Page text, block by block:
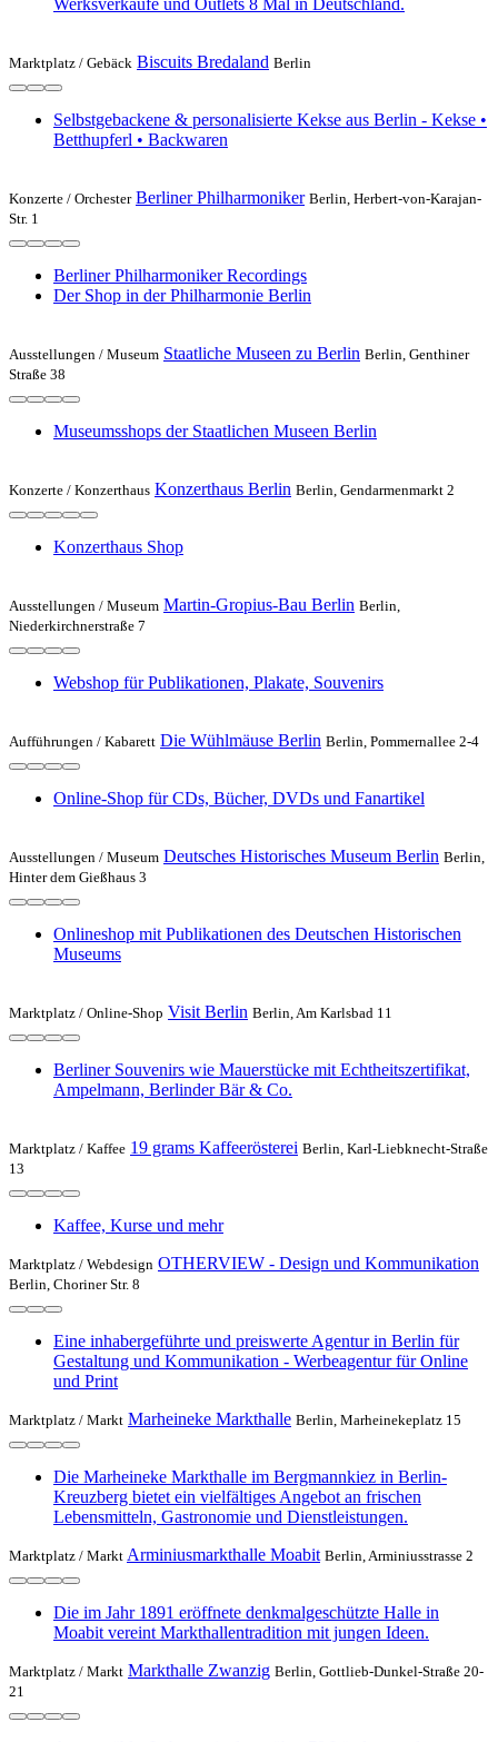
Marktplatz / Gebäck Biscuits Bredaland Berlin
Selbstgebackene & personalisierte Kekse aus Berlin - Kekse •
Betthupferl • Backwaren
Konzerte / Orchester Berliner Philharmoniker Berlin, Herbert-von-Karajan-
Str. 1
Berliner Philharmoniker Recordings
Der Shop in der Philharmonie Berlin
Ausstellungen / Museum Staatliche Museen zu Berlin Berlin, Genthiner
Straße 38
Museumsshops der Staatlichen Museen Berlin
Konzerte / Konzerthaus Konzerthaus Berlin Berlin, Gendarmenmarkt 2
Konzerthaus Shop
Ausstellungen / Museum Martin-Gropius-Bau Berlin Berlin,
Niederkirchnerstraße 7
Webshop für Publikationen, Plakate, Souvenirs
Aufführungen / Kabarett Die Wühlmäuse Berlin Berlin, Pommernallee 2-4
Online-Shop für CDs, Bücher, DVDs und Fanartikel
Ausstellungen / Museum Deutsches Historisches Museum Berlin Berlin,
Hinter dem Gießhaus 3
Onlineshop mit Publikationen des Deutschen Historischen
Museums
Marktplatz / Online-Shop Visit Berlin Berlin, Am Karlsbad 11
Berliner Souvenirs wie Mauerstücke mit Echtheitszertifikat,
Ampelmann, Berlinder Bär & Co.
Marktplatz / Kaffee 19 grams Kaffeerösterei Berlin, Karl-Liebknecht-Straße
13
Kaffee, Kurse und mehr
Marktplatz / Webdesign OTHERVIEW - Design und Kommunikation
Berlin, Choriner Str. 8
Eine inhabergeführte und preiswerte Agentur in Berlin für
Gestaltung und Kommunikation - Werbeagentur für Online
und Print
Marktplatz / Markt Marheineke Markthalle Berlin, Marheinekeplatz 15
Die Marheineke Markthalle im Bergmannkiez in Berlin-
Kreuzberg bietet ein vielfältiges Angebot an frischen
Lebensmitteln, Gastronomie und Dienstleistungen.
Marktplatz / Markt Arminiusmarkthalle Moabit Berlin, Arminiusstrasse 2
Die im Jahr 1891 eröffnete denkmalgeschützte Halle in
Moabit vereint Markthallentradition mit jungen Ideen.
Marktplatz / Markt Markthalle Zwanzig Berlin, Gottlieb-Dunkel-Straße 20-
21